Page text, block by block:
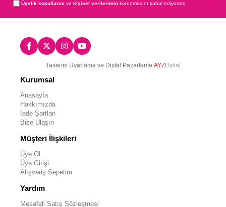
Üyelik koşullarını vekişisel verilerimin korunmasını kabul ediyorum.
Tasarım Uyarlama ve Dijital Pazarlama:AYZDijital
Kurumsal
Anasayfa
Hakkımızda
İade Şartları
Bize Ulaşın
Müşteri İlişkileri
Üye Ol
Üye Girişi
Alışveriş Sepetim
Yardım
Mesafeli Satış Sözleşmesi